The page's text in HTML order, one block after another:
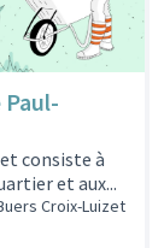
consiste à
et aux...
Croix-Luizet